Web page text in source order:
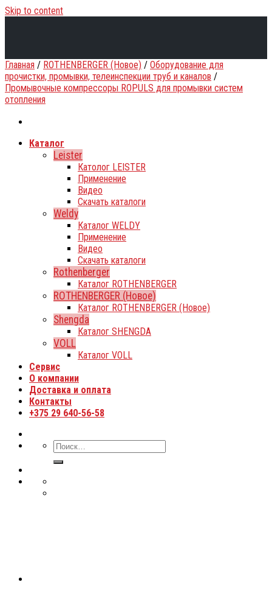
Skip to content
Каталог
Leister
Католог LEISTER
Применение
Видео
Скачать каталоги
Weldy
Каталог WELDY
Применение
Видео
Скачать каталоги
Rothenberger
Каталог ROTHENBERGER
ROTHENBERGER (Новое)
Каталог ROTHENBERGER (Новое)
Shengda
Каталог SHENGDA
VOLL
Каталог VOLL
Сервис
О компании
Доставка и оплата
Контакты
+375 29 640-56-58
Главная / ROTHENBERGER (Новое) / Оборудование для
прочистки, промывки, телеинспекции труб и каналов /
Промывочные компрессоры ROPULS для промывки систем
отопления